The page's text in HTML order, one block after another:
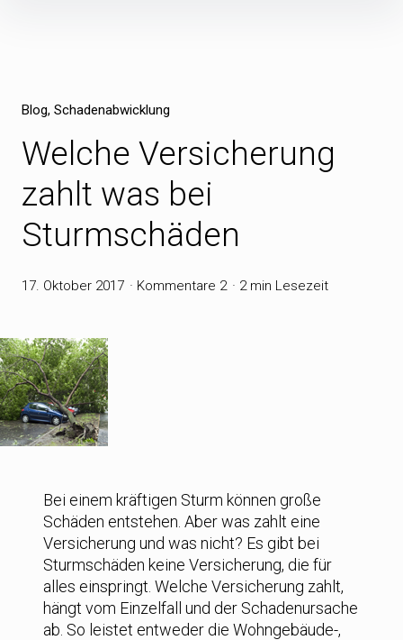
Blog Schadenabwicklung
Welche Versicherung
zahlt was bei
Sturmschäden
17. Oktober 2017 Kommentare 2 2 min Lesezeit
Bei einem kräftigen Sturm können große
Schäden entstehen. Aber was zahlt eine
Versicherung und was nicht? Es gibt bei
Sturmschäden keine Versicherung, die für
alles einspringt. Welche Versicherung zahlt,
hängt vom Einzelfall und der Schadenursache
ab. So leistet entweder die Wohngebäude-,